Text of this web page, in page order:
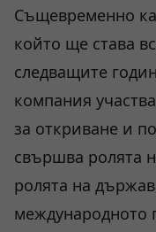
Същевременно
който ще става
следващите
компания
за откриване и
свършва ролята
ролята на
международното